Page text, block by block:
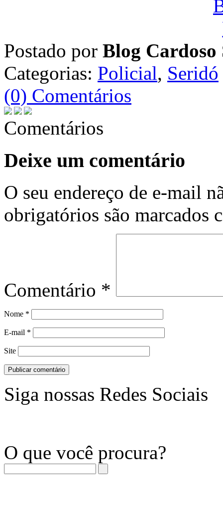
Postado por Blog Cardoso
Categorias: Policial, Seridó
(0) Comentários
Comentários
Deixe um comentário
O seu endereço de e-mail
obrigatórios são marcados
Comentário *
Nome *
E-mail *
Site
Siga nossas Redes Sociais
O que você procura?